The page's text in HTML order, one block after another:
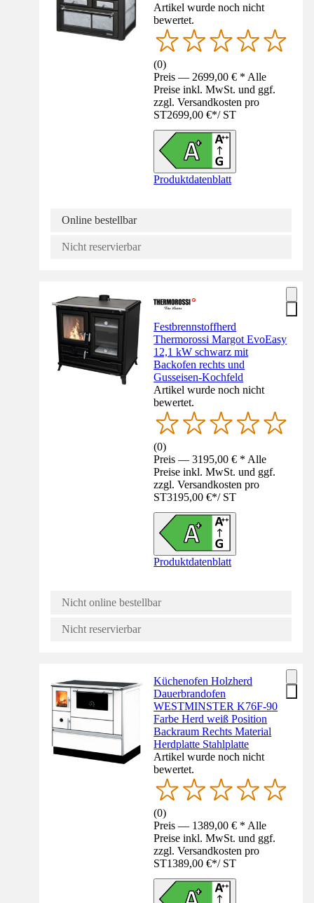
Artikel wurde noch nicht
bewertet.
(0)
Preis — 2699,00 € * Alle
Preise inkl. MwSt. und ggf.
zzgl. Versandkosten pro
ST2699,00 €*/ ST
Produktdatenblatt
Online bestellbar
Nicht reservierbar
Festbrennstoffherd
Thermorossi Margot EvoEasy
12,1 kW schwarz mit
Backofen rechts und
Gusseisen-Kochfeld
Artikel wurde noch nicht
bewertet.
(0)
Preis — 3195,00 € * Alle
Preise inkl. MwSt. und ggf.
zzgl. Versandkosten pro
ST3195,00 €*/ ST
Produktdatenblatt
Nicht online bestellbar
Nicht reservierbar
Küchenofen Holzherd
Dauerbrandofen
WESTMINSTER K76F-90
Farbe Herd weiß Position
Backraum Rechts Material
Herdplatte Stahlplatte
Artikel wurde noch nicht
bewertet.
(0)
Preis — 1389,00 € * Alle
Preise inkl. MwSt. und ggf.
zzgl. Versandkosten pro
ST1389,00 €*/ ST